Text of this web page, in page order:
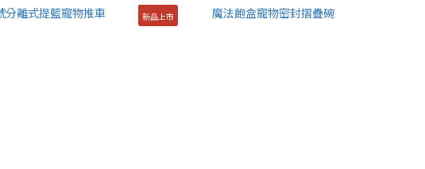
新品上市